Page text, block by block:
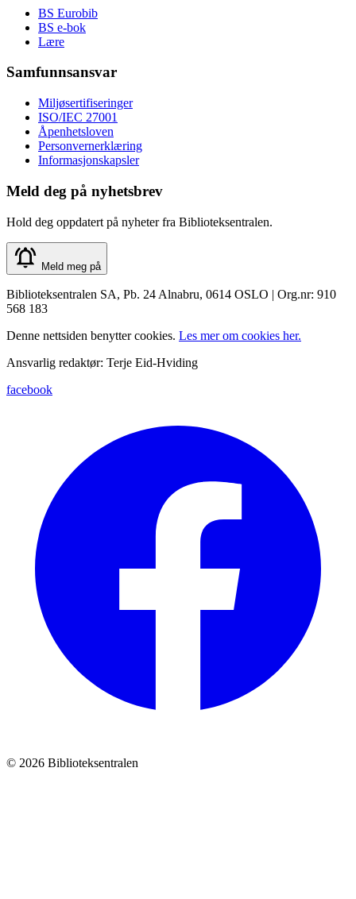
BS Eurobib
BS e-bok
Lære
Samfunnsansvar
Miljøsertifiseringer
ISO/IEC 27001
Åpenhetsloven
Personvernerklæring
Informasjonskapsler
Meld deg på nyhetsbrev
Hold deg oppdatert på nyheter fra Biblioteksentralen.
Meld meg på
Biblioteksentralen SA, Pb. 24 Alnabru, 0614 OSLO | Org.nr: 910
568 183
Denne nettsiden benytter cookies. Les mer om cookies her.
Ansvarlig redaktør: Terje Eid-Hviding
facebook
© 2026 Biblioteksentralen